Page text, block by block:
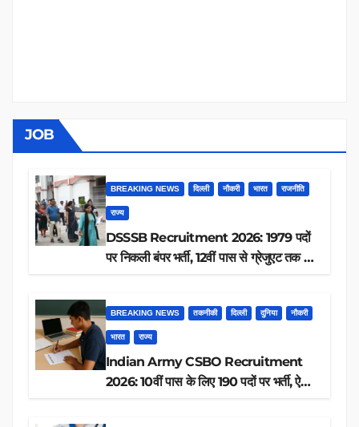
JOB
BREAKING NEWS दिल्ली नौकरी भारत राजनीति
राज्य
DSSSB Recruitment 2026: 1979 पदों
पर निकली बंपर भर्ती, 12वीं पास से ग्रेजुएट तक करें
BREAKING NEWS तकनीकी दिल्ली दुनिया नौकरी
भारत राज्य
Indian Army CSBO Recruitment
2026: 10वीं पास के लिए 190 पदों पर भर्ती, ऐसे